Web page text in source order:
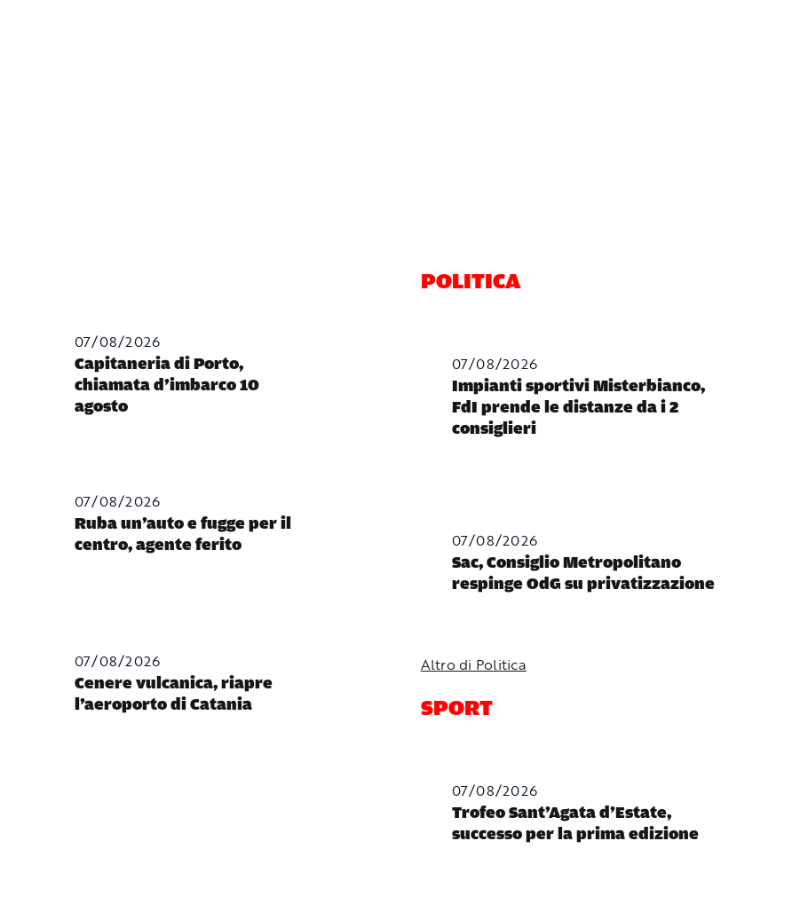
07/08/2026
Capitaneria di Porto,
chiamata d’imbarco 10
agosto
07/08/2026
Ruba un’auto e fugge per il
centro, agente ferito
07/08/2026
Cenere vulcanica, riapre
l’aeroporto di Catania
POLITICA
07/08/2026
Impianti sportivi Misterbianco,
FdI prende le distanze da i 2
consiglieri
07/08/2026
Sac, Consiglio Metropolitano
respinge OdG su privatizzazione
Altro di Politica
SPORT
07/08/2026
Trofeo Sant’Agata d’Estate,
successo per la prima edizione